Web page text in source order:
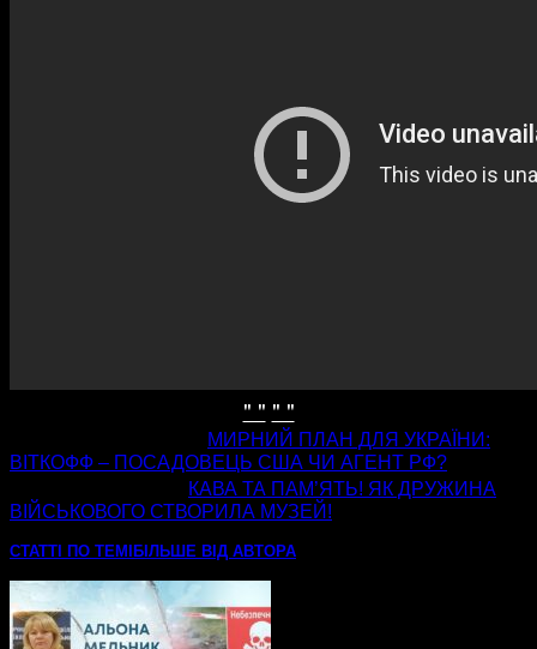
" " " "
МИРНИЙ ПЛАН ДЛЯ УКРАЇНИ:
ВІТКОФФ – ПОСАДОВЕЦЬ США ЧИ АГЕНТ РФ?
КАВА ТА ПАМ’ЯТЬ! ЯК ДРУЖИНА
ВІЙСЬКОВОГО СТВОРИЛА МУЗЕЙ!
СТАТТІ ПО ТЕМІ БІЛЬШЕ ВІД АВТОРА